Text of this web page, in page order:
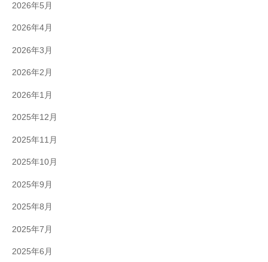
2026年5月
2026年4月
2026年3月
2026年2月
2026年1月
2025年12月
2025年11月
2025年10月
2025年9月
2025年8月
2025年7月
2025年6月